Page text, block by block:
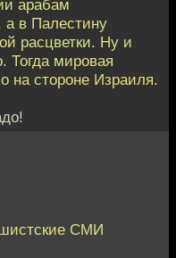
арабам
а в Палестину
расцветки. Ну и
Тогда мировая
на стороне Израиля.
СМИ